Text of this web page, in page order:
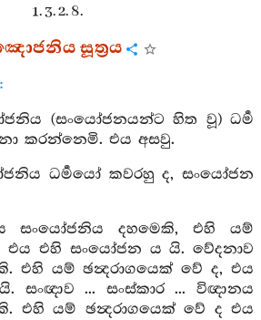
1. 3. 2. 8.
සූත්‍රය
(සංයෝජනයන්ට හිත වූ) ධර්‍ම
කරන්නෙමි. එය අසවු.
ධර්‍මයෝ කවරහු ද, සංයෝජන
සංයෝජනිය දහමෙකි, එහි යම්
එය එහි සංයෝජන ය යි. වේදනාව
එහි යම් ඡන්‍දරාගයෙක් වේ ද, එය
සංඥාව ... සංස්කාර ... විඥානය
එහි යම් ඡන්‍දරාගයෙක් වේ ද එය